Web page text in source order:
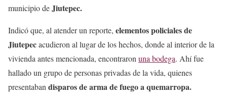
municipio deJiutepec.
Indicó que, al atender un reporte, elementos policiales de
Jiutepecacudieron al lugar de los hechos, donde al interior de la
vivienda antes mencionada, encontraron una bodega. Ahí fue
hallado un grupo de personas privadas de la vida, quienes
presentaban disparos de arma de fuego a quemarropa.